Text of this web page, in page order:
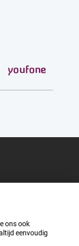
ons ook
eenvoudig